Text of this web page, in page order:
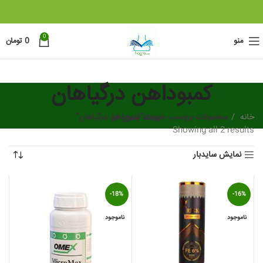
منو 0
0 تومان
کمبوداهن درگیاهان
دسته بندی ها خانه
محصولات برچسب خورده “کمبوداهن درگیاهان”
Showing all 2 results
Sorted
by
نمایش سایدبار
-16%
ناموجود
-18%
ناموجود